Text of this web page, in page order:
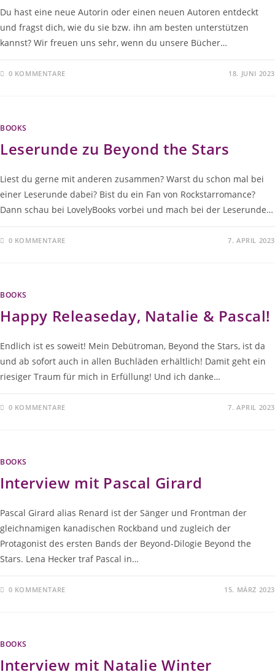
Du hast eine neue Autorin oder einen neuen Autoren entdeckt
und fragst dich, wie du sie bzw. ihn am besten unterstützen
kannst? Wir freuen uns sehr, wenn du unsere Bücher…
0 KOMMENTARE 18. JUNI 2023
BOOKS
Leserunde zu Beyond the Stars
Liest du gerne mit anderen zusammen? Warst du schon mal bei
einer Leserunde dabei? Bist du ein Fan von Rockstarromance?
Dann schau bei LovelyBooks vorbei und mach bei der Leserunde…
0 KOMMENTARE 7. APRIL 2023
BOOKS
Happy Releaseday, Natalie & Pascal!
Endlich ist es soweit! Mein Debütroman, Beyond the Stars, ist da
und ab sofort auch in allen Buchläden erhältlich! Damit geht ein
riesiger Traum für mich in Erfüllung! Und ich danke…
0 KOMMENTARE 7. APRIL 2023
BOOKS
Interview mit Pascal Girard
Pascal Girard alias Renard ist der Sänger und Frontman der
gleichnamigen kanadischen Rockband und zugleich der
Protagonist des ersten Bands der Beyond-Dilogie Beyond the
Stars. Lena Hecker traf Pascal in…
0 KOMMENTARE 15. MÄRZ 2023
BOOKS
Interview mit Natalie Winter